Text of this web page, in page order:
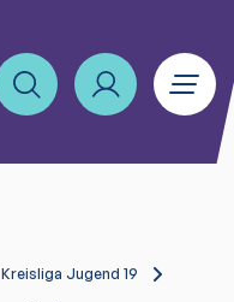
Kreisliga Jugend 19